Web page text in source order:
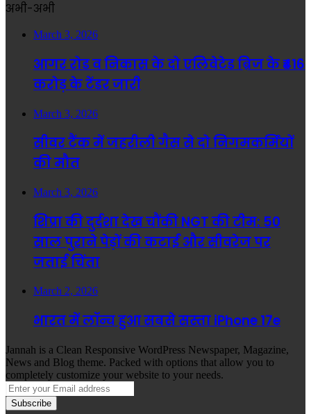
अभी-अभी
March 3, 2026
आगर रोड व निकास के दो एलिवेटेड ब्रिज के ₹416
करोड़ के टेंडर जारी
March 3, 2026
सीवर टैंक में जहरीली गैस से दो निगमकर्मियों
की मौत
March 3, 2026
शिप्रा की दुर्दशा देख चौंकी NGT की टीम: 50
साल पुराने पेड़ों की कटाई और सीवरेज पर
जताई चिंता
March 2, 2026
भारत में लॉन्च हुआ सबसे सस्ता iPhone 17e
Jannah is a Clean Responsive WordPress Newspaper, Magazine,
News and Blog theme. Packed with options that allow you to
completely customize your website to your needs.
Enter
your
Email